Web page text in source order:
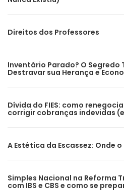
Direitos dos Professores
Inventário Parado? O Segredo
Destravar sua Herança e
Dívida do FIES: como
corrigir cobranças indevidas
A Estética da Escassez: Onde
Simples Nacional na Reforma
com IBS e CBS e como se